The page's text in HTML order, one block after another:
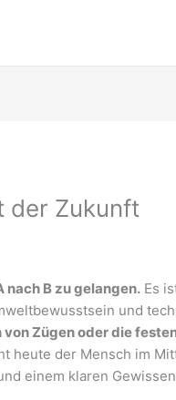
der Zukunft
nach B zu gelangen. Es
und
von Zügen oder die
heute der Mensch im
einem klaren